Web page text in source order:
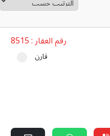
رقم العقار : 8515
قارن